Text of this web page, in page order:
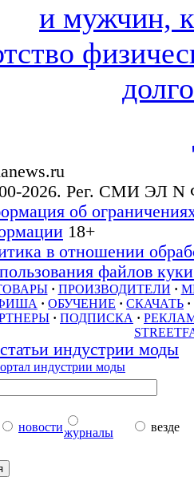
и мужчин,
2026. Рег. СМИ ЭЛ N
об
18+
в отношении
файлов
· ПРОИЗВОДИТЕЛИ ·
· ОБУЧЕНИЕ · СКАЧАТЬ ·
· ПОДПИСКА ·
индустрии моды
новостижурналы
везде